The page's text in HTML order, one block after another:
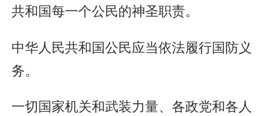
共和国每一个公民的神圣职责。
中华人民共和国公民应当依法履行国防义
务。
一切国家机关和武装力量、各政党和各人